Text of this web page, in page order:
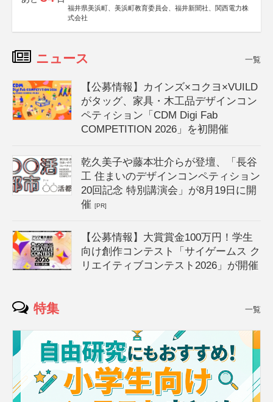
福井県美浜町、美浜町教育委員会、福井新聞社、関西電力株
式会社
ニュース 一覧
【公募情報】カインズ×コクヨ×VUILD
がタッグ、家具・木工品デザインコン
ペティション「CDM Digi Fab
COMPETITION 2026」を初開催
乾久美子や藤本壮介らが登壇、「長谷
工 住まいのデザインコンペティション
20回記念 特別講演会」が8月19日に開
催[PR]
【公募情報】大賞賞金100万円！学生
向け創作コンテスト「サイゲームス ク
リエイティブコンテスト2026」が開催
特集 一覧